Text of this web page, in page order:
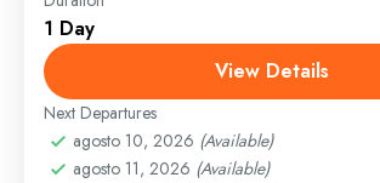
recurso natural, recientemente
parque, playa, área infantil y de picnic,
natural, bosque y...
Santo Domingo
1 Person
1 Day
View Details
Next Departures
agosto 10, 2026 (Available)
agosto 11, 2026 (Available)